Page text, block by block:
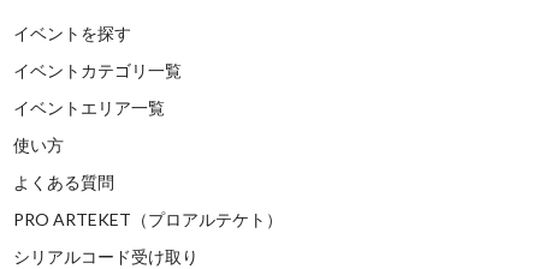
イベントを探す
イベントカテゴリ一覧
イベントエリア一覧
使い方
よくある質問
PRO ARTEKET（プロアルテケト）
シリアルコード受け取り